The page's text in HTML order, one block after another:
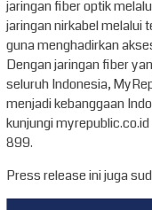
jaringan fiber optik
jaringan nirkabel melalui
guna menghadirkan
Dengan jaringan fiber
seluruh Indonesia,
menjadi kebanggaan
kunjungi
899.
Press release ini juga